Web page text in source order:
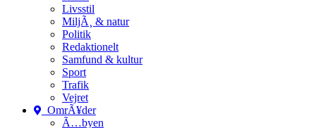
Livsstil
MiljÃ¸ & natur
Politik
Redaktionelt
Samfund & kultur
Sport
Trafik
Vejret
OmrÃ¥der
Ã…byen